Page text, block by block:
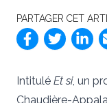
PARTAGER CET
Intitulé Et si, un
Chaudière-